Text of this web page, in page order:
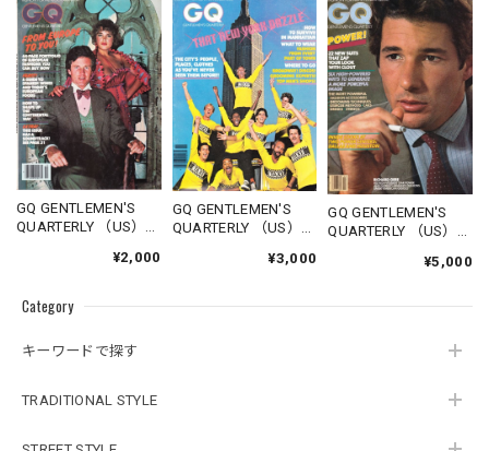
Category
キーワードで探す
TRADITIONAL STYLE
GQ GENTLEMEN'S
QUARTERLY （US）
¥2,000
GQ GENTLEMEN'S
QUARTERLY （US）
¥3,000
GQ GENTLEMEN'S
QUARTERLY （US）
¥5,000